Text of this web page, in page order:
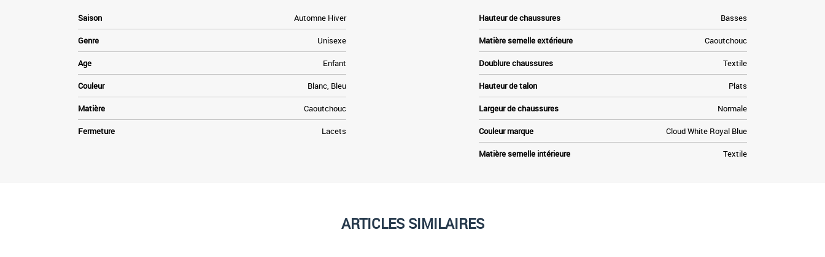
Saison Automne Hiver
Genre Unisexe
Age Enfant
Couleur Blanc, Bleu
Matière Caoutchouc
Fermeture Lacets
Hauteur de chaussures Basses
Matière semelle extérieure Caoutchouc
Doublure chaussures Textile
Hauteur de talon Plats
Largeur de chaussures Normale
Couleur marque Cloud White Royal Blue
Matière semelle intérieure Textile
ARTICLES SIMILAIRES